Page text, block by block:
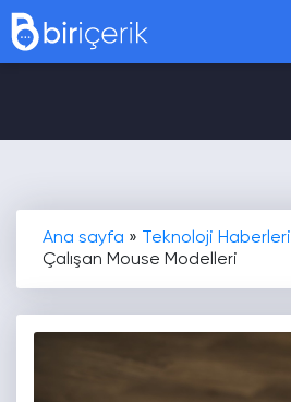
Ana sayfa » Teknoloji Haberleri
Çalışan Mouse Modelleri